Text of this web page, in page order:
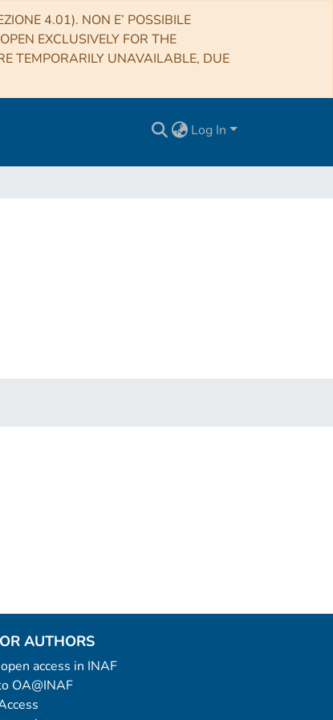
4.01). NON E’ POSSIBILE
EXCLUSIVELY FOR THE
TEMPORARILY UNAVAILABLE, DUE
Log In
AUTHORS
access in INAF
OA@INAF